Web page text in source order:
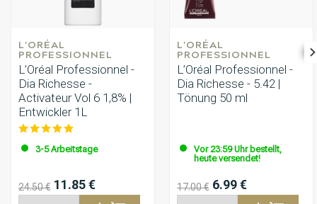
L'ORÉAL
PROFESSIONNEL
L’Oréal Professionnel -
Dia Richesse -
Activateur Vol 6 1,8% |
Entwickler 1L
3-5 Arbeitstage
24.50 € 11.85 €
L'ORÉAL
PROFESSIONNEL
L’Oréal Professionnel -
Dia Richesse - 5.42 |
Tönung 50 ml
Vor 23:59 Uhr bestellt,
heute versendet!
17.00 € 6.99 €